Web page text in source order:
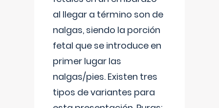
al llegar a término son de
nalgas, siendo la porción
fetal que se introduce en
primer lugar las
nalgas/pies. Existen tres
tipos de variantes para